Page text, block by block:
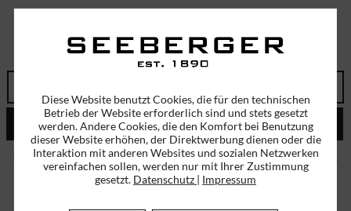
ERHALTEN SIE EINMALIG EINEN 5 EURO GUTSCHEIN
ABSENDEN
Ich habe dieDatenschutzbestimmungenzur Kenntnis genommen.
Diese Website benutzt Cookies, die für den technischen
Betrieb der Website erforderlich sind und stets gesetzt
werden. Andere Cookies, die den Komfort bei Benutzung
dieser Website erhöhen, der Direktwerbung dienen oder die
Interaktion mit anderen Websites und sozialen Netzwerken
vereinfachen sollen, werden nur mit Ihrer Zustimmung
gesetzt. Datenschutz | Impressum